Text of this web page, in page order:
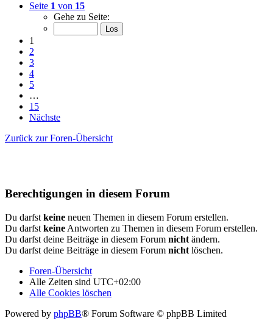
Seite 1 von 15
Gehe zu Seite:
1
2
3
4
5
…
15
Nächste
Zurück zur Foren-Übersicht
Berechtigungen in diesem Forum
Du darfst keine neuen Themen in diesem Forum erstellen.
Du darfst keine Antworten zu Themen in diesem Forum erstellen.
Du darfst deine Beiträge in diesem Forum nicht ändern.
Du darfst deine Beiträge in diesem Forum nicht löschen.
Foren-Übersicht
Alle Zeiten sind UTC+02:00
Alle Cookies löschen
Powered by phpBB® Forum Software © phpBB Limited